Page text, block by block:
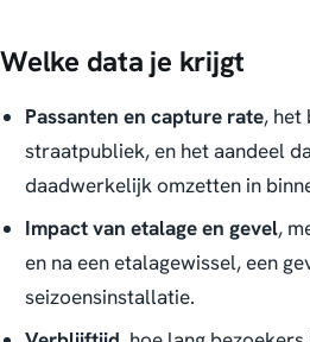
Welke data je krijgt
Passanten en capture rate, het
straatpubliek, en het aandeel
daadwerkelijk omzetten in
Impact van etalage en gevel,
en na een etalagewissel, een
seizoensinstallatie.